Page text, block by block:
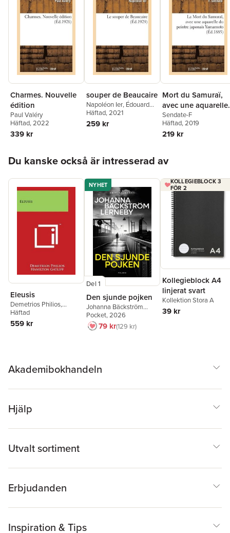
Charmes. Nouvelle
édition
Paul Valéry
Häftad, 2022
339 kr
souper de Beaucaire
Napoléon Ier, Édouard
Driault
Häftad, 2021
259 kr
Mort du Samuraï,
avec une aquarelle
du peintre japonais
Yamamoto
Sendate-F
Häftad, 2019
219 kr
Du kanske också är intresserad av
Eleusis
Demetrios Philios,
Hamilton Gatliff
Häftad
559 kr
NYHET
Del 1
Den sjunde pojken
Johanna Bäckström
Lerneby
Pocket, 2026
79 kr129 kr
KOLLEGIEBLOCK 3
FÖR 2
Kollegieblock A4
linjerat svart
Kollektion Stora A
39 kr
Akademibokhandeln
Hjälp
Utvalt sortiment
Erbjudanden
Inspiration & Tips